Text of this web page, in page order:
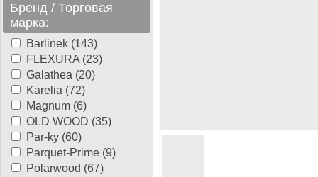
Бренд / Торговая
марка:
Barlinek (143)
FLEXURA (23)
Galathea (20)
Karelia (72)
Magnum (6)
OLD WOOD (35)
Par-ky (60)
Parquet-Prime (9)
Polarwood (67)